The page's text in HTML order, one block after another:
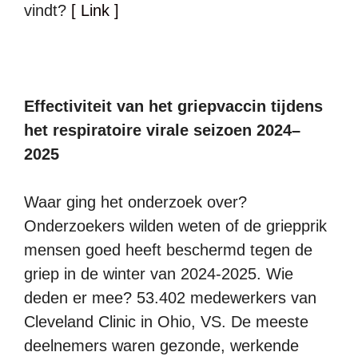
vindt? [ Link ]
Effectiviteit van het griepvaccin tijdens
het respiratoire virale seizoen 2024–
2025
Waar ging het onderzoek over?
Onderzoekers wilden weten of de griepprik
mensen goed heeft beschermd tegen de
griep in de winter van 2024-2025. Wie
deden er mee? 53.402 medewerkers van
Cleveland Clinic in Ohio, VS. De meeste
deelnemers waren gezonde, werkende